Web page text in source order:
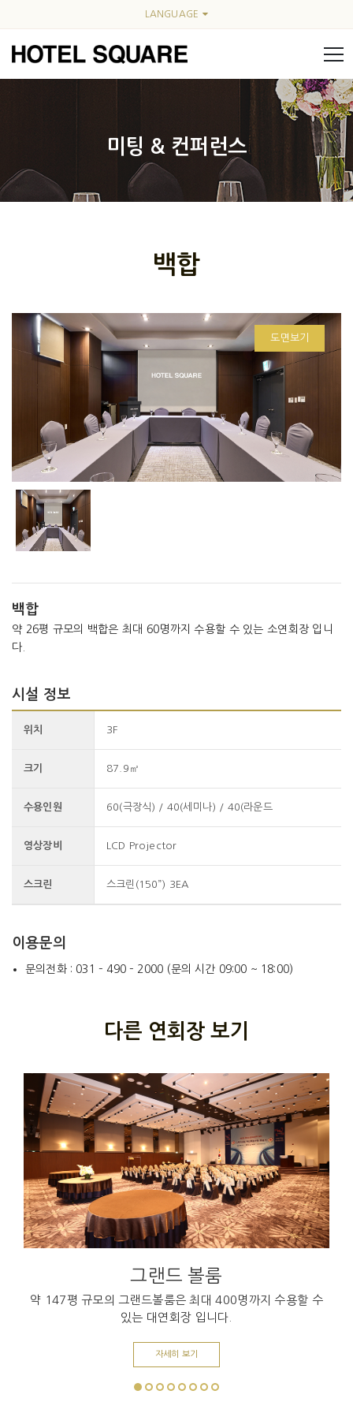
LANGUAGE
미팅 & 컨퍼런스
백합
도면보기
백합
약 26평 규모의 백합은 최대 60명까지 수용할 수 있는 소연회장 입니
다.
시설 정보
위치 3F
크기 87.9㎡
수용인원 60(극장식) / 40(세미나) / 40(라운드
영상장비 LCD Projector
스크린 스크린(150”) 3EA
이용문의
문의전화 : 031 – 490 – 2000 (문의 시간 09:00 ~ 18:00)
다른 연회장 보기
그랜드 볼룸
약 147평 규모의 그랜드볼룸은 최대 400명까지 수용할 수
있는 대연회장 입니다.
자세히 보기